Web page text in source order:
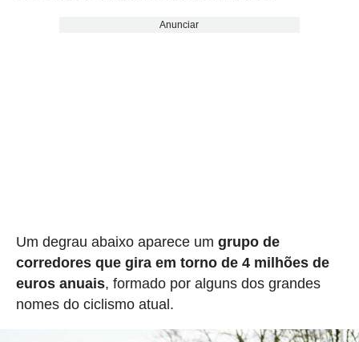
Anunciar
Um degrau abaixo aparece um grupo de
corredores que gira em torno de 4 milhões de
euros anuais, formado por alguns dos grandes
nomes do ciclismo atual.